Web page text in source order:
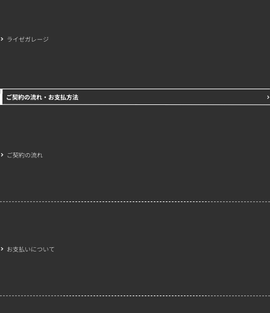
ライゼガレージ
ご契約の流れ・お支払方法
ご契約の流れ
お支払いについて